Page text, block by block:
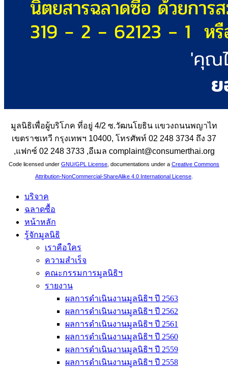
มูลนิธิเพื่อผู้บริโภค ที่อยู่ 4/2 ซ.วัฒนโยธิน แขวงถนนพญาไท
เขตราชเทวี กรุงเทพฯ 10400, โทรศัพท์ 02 248 3734 ถึง 37
,แฟกซ์ 02 248 3733 ,อีเมล complaint@consumerthai.org
Code licensed under GNU/GPL License, documentations under a Creative Commons
Attribution-NonCommercial-ShareAlike 4.0 International License.
บริจาค
ฉลาดซื้อ
หน้าหลัก
รู้จักมูลนิธิ
เราคือใคร
ความสำเร็จ
คณะกรรมการมูลนิธิฯ
รายงาน
ผลการดำเนินงานมูลนิธิฯ ปี 2563
ผลการดำเนินงานมูลนิธิฯ ปี 2562
ผลการดำเนินงานมูลนิธิฯ ปี 2561
ผลการดำเนินงานมูลนิธิฯ ปี 2560
ผลการดำเนินงานมูลนิธิฯ ปี 2559
ผลการดำเนินงานมูลนิธิฯ ปี 2558